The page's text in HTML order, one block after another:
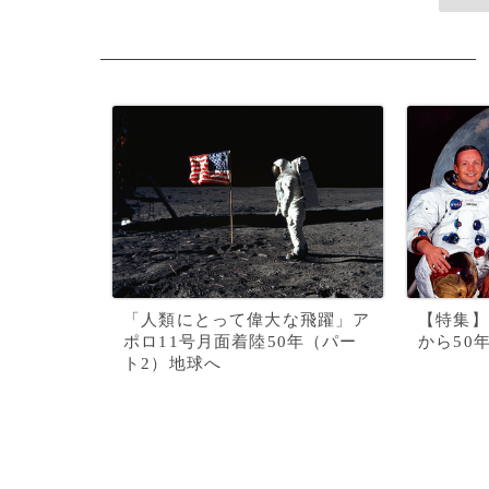
「人類にとって偉大な飛躍」ア
ポロ11号月面着陸50年（パー
ト2）地球へ
【特集
から50